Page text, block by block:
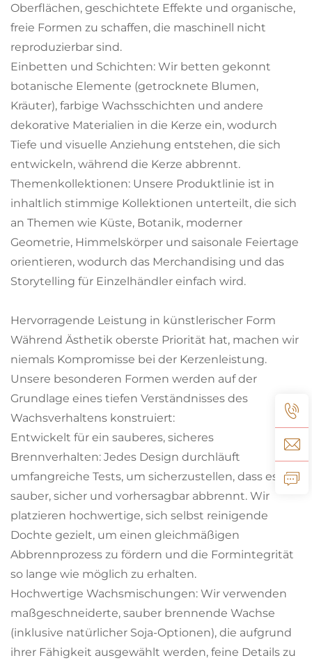
Oberflächen, geschichtete Effekte und organische,
freie Formen zu schaffen, die maschinell nicht
reproduzierbar sind.
Einbetten und Schichten: Wir betten gekonnt
botanische Elemente (getrocknete Blumen,
Kräuter), farbige Wachsschichten und andere
dekorative Materialien in die Kerze ein, wodurch
Tiefe und visuelle Anziehung entstehen, die sich
entwickeln, während die Kerze abbrennt.
Themenkollektionen: Unsere Produktlinie ist in
inhaltlich stimmige Kollektionen unterteilt, die sich
an Themen wie Küste, Botanik, moderner
Geometrie, Himmelskörper und saisonale Feiertage
orientieren, wodurch das Merchandising und das
Storytelling für Einzelhändler einfach wird.
Hervorragende Leistung in künstlerischer Form
Während Ästhetik oberste Priorität hat, machen wir
niemals Kompromisse bei der Kerzenleistung.
Unsere besonderen Formen werden auf der
Grundlage eines tiefen Verständnisses des
Wachsverhaltens konstruiert:
Entwickelt für ein sauberes, sicheres
Brennverhalten: Jedes Design durchläuft
umfangreiche Tests, um sicherzustellen, dass es
sauber, sicher und vorhersagbar abbrennt. Wir
platzieren hochwertige, sich selbst reinigende
Dochte gezielt, um einen gleichmäßigen
Abbrennprozess zu fördern und die Formintegrität
so lange wie möglich zu erhalten.
Hochwertige Wachsmischungen: Wir verwenden
maßgeschneiderte, sauber brennende Wachse
(inklusive natürlicher Soja-Optionen), die aufgrund
ihrer Fähigkeit ausgewählt werden, feine Details zu